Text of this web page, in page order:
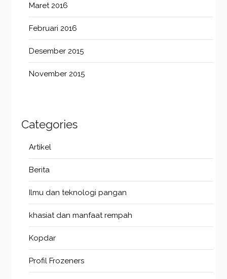
Maret 2016
Februari 2016
Desember 2015
November 2015
Categories
Artikel
Berita
Ilmu dan teknologi pangan
khasiat dan manfaat rempah
Kopdar
Profil Frozeners